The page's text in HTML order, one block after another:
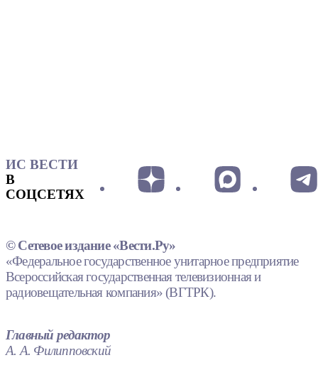
ИС ВЕСТИ
В
СОЦСЕТЯХ
© Сетевое издание «Вести.Ру»
«Федеральное государственное унитарное предприятие
Всероссийская государственная телевизионная и
радиовещательная компания» (ВГТРК).
Главный редактор
А. А. Филипповский